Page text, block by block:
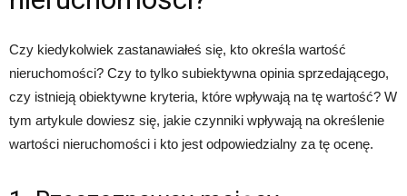
Czy kiedykolwiek zastanawiałeś się, kto określa wartość
nieruchomości? Czy to tylko subiektywna opinia sprzedającego,
czy istnieją obiektywne kryteria, które wpływają na tę wartość? W
tym artykule dowiesz się, jakie czynniki wpływają na określenie
wartości nieruchomości i kto jest odpowiedzialny za tę ocenę.